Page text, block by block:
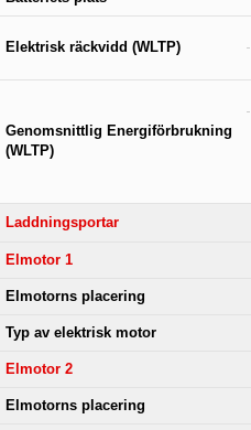
Elektrisk räckvidd (WLTP)
Genomsnittlig Energiförbrukning
(WLTP)
Laddningsportar
Elmotor 1
Elmotorns placering
Typ av elektrisk motor
Elmotor 2
Elmotorns placering